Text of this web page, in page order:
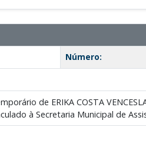
Número:
de ERIKA COSTA
à Secretaria Municipal de